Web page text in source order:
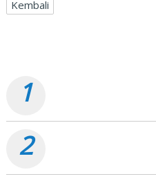
Kembali
1
2